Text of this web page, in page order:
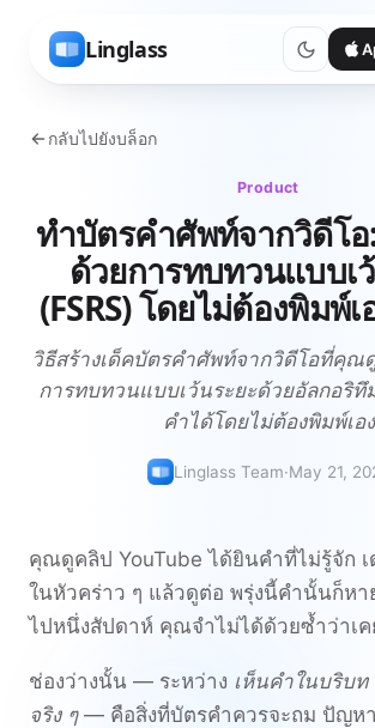
Linglass
กลับไปยังบล็อก
Product
ทำบัตรคำศัพท์จากวิดีโ
ด้วยการทบทวนแบบเ
(FSRS) โดยไม่ต้องพิมพ์เ
วิธีสร้างเด็คบัตรคำศัพท์จากวิดีโอที่คุณ
การทบทวนแบบเว้นระยะด้วยอัลกอริทึ
คำได้โดยไม่ต้องพิมพ์เอง
Linglass Team·May 21,
คุณดูคลิป YouTube ได้ยินคำที่ไม่รู้จัก
ในหัวคร่าว ๆ แล้วดูต่อ พรุ่งนี้คำนั้นก็ห
ไปหนึ่งสัปดาห์ คุณจำไม่ได้ด้วยซ้ำว่าเค
ช่องว่างนั้น — ระหว่าง เห็นคำในบริบท
จริง ๆ— คือสิ่งที่บัตรคำควรจะถม ปัญหา